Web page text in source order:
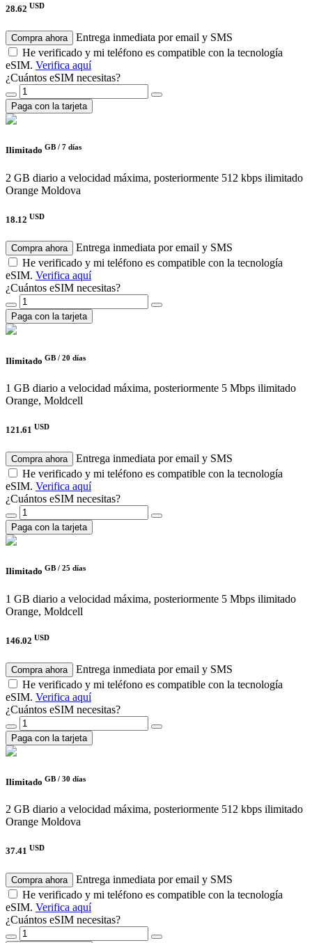
28.62 USD
Compra ahora
Entrega inmediata por email y SMS
He verificado y mi teléfono es compatible con la tecnología
eSIM. Verifica aquí
¿Cuántos eSIM necesitas?
Paga con la tarjeta
Ilimitado GB / 7 días
2 GB diario a velocidad máxima, posteriormente 512 kbps ilimitado
Orange Moldova
18.12 USD
Compra ahora
Entrega inmediata por email y SMS
He verificado y mi teléfono es compatible con la tecnología
eSIM. Verifica aquí
¿Cuántos eSIM necesitas?
Paga con la tarjeta
Ilimitado GB / 20 días
1 GB diario a velocidad máxima, posteriormente 5 Mbps ilimitado
Orange, Moldcell
121.61 USD
Compra ahora
Entrega inmediata por email y SMS
He verificado y mi teléfono es compatible con la tecnología
eSIM. Verifica aquí
¿Cuántos eSIM necesitas?
Paga con la tarjeta
Ilimitado GB / 25 días
1 GB diario a velocidad máxima, posteriormente 5 Mbps ilimitado
Orange, Moldcell
146.02 USD
Compra ahora
Entrega inmediata por email y SMS
He verificado y mi teléfono es compatible con la tecnología
eSIM. Verifica aquí
¿Cuántos eSIM necesitas?
Paga con la tarjeta
Ilimitado GB / 30 días
2 GB diario a velocidad máxima, posteriormente 512 kbps ilimitado
Orange Moldova
37.41 USD
Compra ahora
Entrega inmediata por email y SMS
He verificado y mi teléfono es compatible con la tecnología
eSIM. Verifica aquí
¿Cuántos eSIM necesitas?